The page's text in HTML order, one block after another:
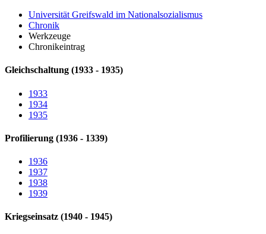
Universität Greifswald im Nationalsozialismus
Chronik
Werkzeuge
Chronikeintrag
Gleichschaltung (1933 - 1935)
1933
1934
1935
Profilierung (1936 - 1339)
1936
1937
1938
1939
Kriegseinsatz (1940 - 1945)